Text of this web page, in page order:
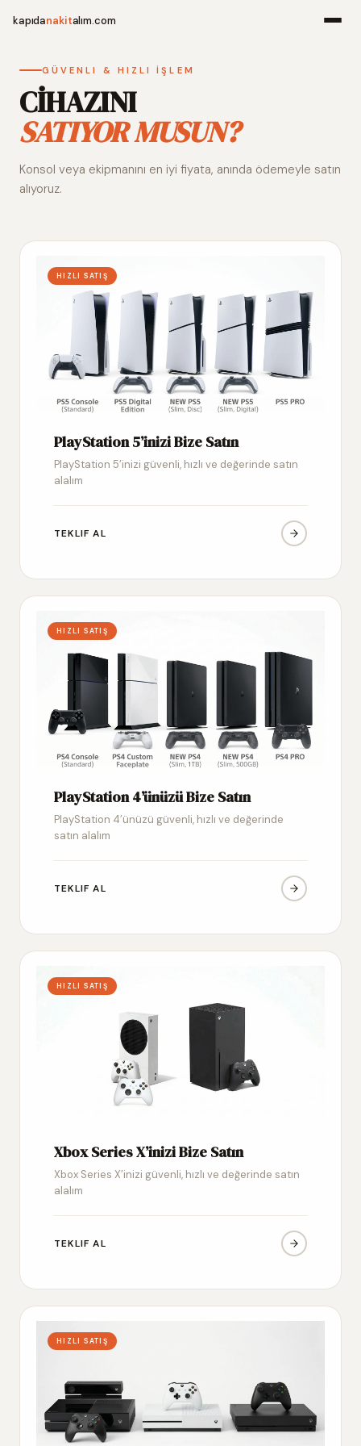
kapıdanakitalım.com
Alım
GÜVENLI & HIZLI İŞLEM
CİHAZINI
SATIYOR MUSUN?
Konsol veya ekipmanını en iyi fiyata, anında ödemeyle satın
alıyoruz.
HIZLI SATIŞ
PlayStation 5’inizi Bize Satın
PlayStation 5’inizi güvenli, hızlı ve değerinde satın
alalım
TEKLIF AL
HIZLI SATIŞ
PlayStation 4’ünüzü Bize Satın
PlayStation 4’ünüzü güvenli, hızlı ve değerinde
satın alalım
TEKLIF AL
HIZLI SATIŞ
Xbox Series X’inizi Bize Satın
Xbox Series X’inizi güvenli, hızlı ve değerinde satın
alalım
TEKLIF AL
HIZLI SATIŞ